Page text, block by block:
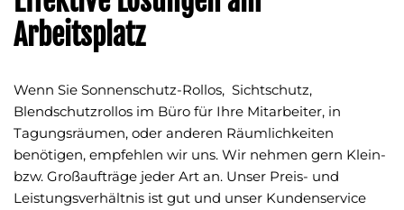
Arbeitsplatz
Wenn Sie Sonnenschutz-Rollos, Sichtschutz,
Blendschutzrollos im Büro für Ihre Mitarbeiter, in
Tagungsräumen, oder anderen Räumlichkeiten
benötigen, empfehlen wir uns. Wir nehmen gern Klein-
bzw. Großaufträge jeder Art an. Unser Preis- und
Leistungsverhältnis ist gut und unser Kundenservice